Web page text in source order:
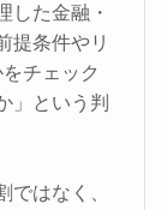
した金融・
提条件やリ
チェック
」という判
はなく、